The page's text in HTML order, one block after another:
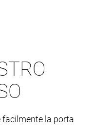
facilmente la porta